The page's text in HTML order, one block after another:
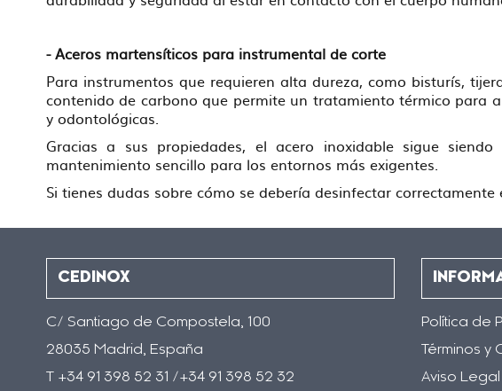
- Aceros martensíticos para instrumental de corte
Para instrumentos que requieren alta dureza, como bisturís,
contenido de carbono que permite un tratamiento térmico para
y odontológicas.
Gracias a sus propiedades, el acero inoxidable sigue
mantenimiento sencillo para los entornos más exigentes.
Si tienes dudas sobre cómo se debería desinfectar
CEDINOX
C/ Santiago de Compostela, 100
28035 Madrid, España
T +34 91 398 52 31 /+34 91 398 52 32
Política de
Términos y
Aviso Legal